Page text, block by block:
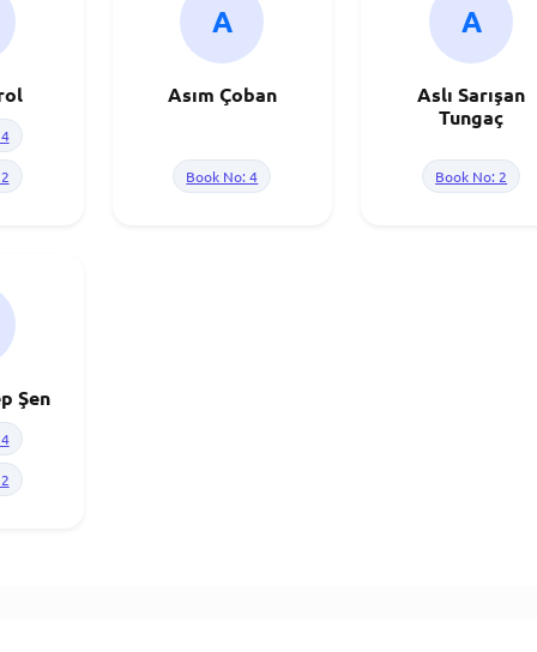
A
Asım Çoban
Book No: 4
A
Aslı Sarışan
Tungaç
Book No: 2
Şen